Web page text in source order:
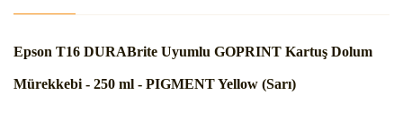
Epson T16 DURABrite Uyumlu GOPRINT Kartuş Dolum
Mürekkebi - 250 ml - PIGMENT Yellow (Sarı)